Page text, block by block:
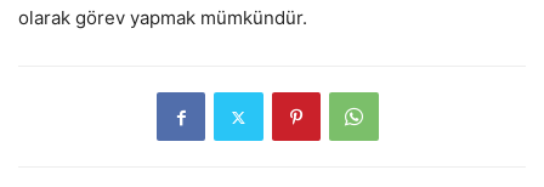
olarak görev yapmak mümkündür.